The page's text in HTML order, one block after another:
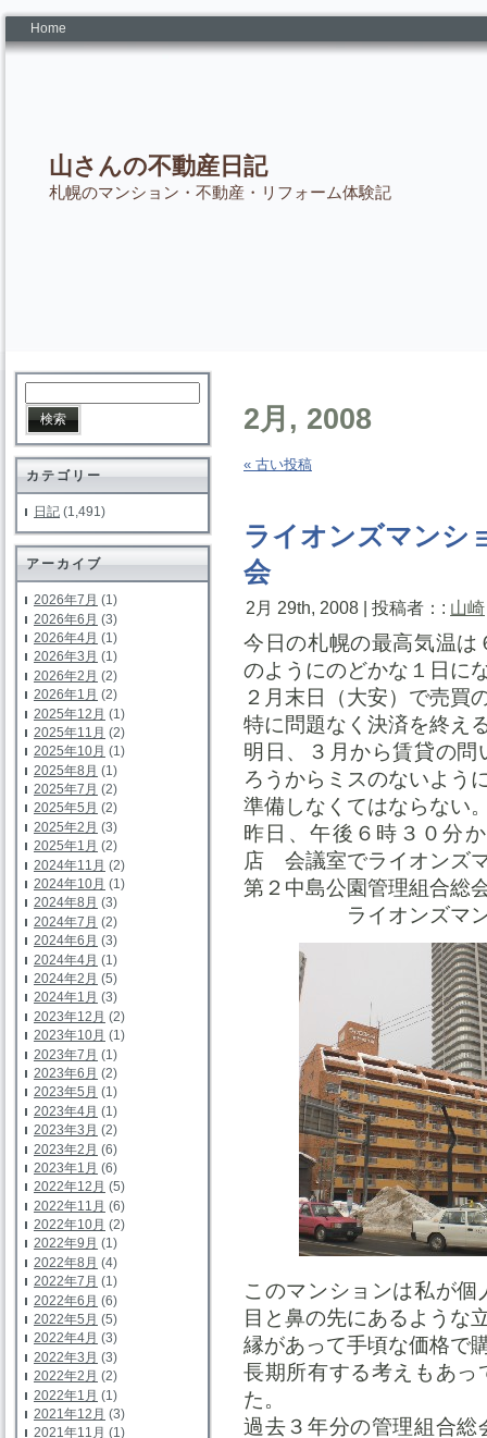
Home
山さんの不動産日記
札幌のマンション・不動産・リフォーム体験記
カテゴリー
日記 (1,491)
アーカイブ
2026年7月 (1)
2026年6月 (3)
2026年4月 (1)
2026年3月 (1)
2026年2月 (2)
2026年1月 (2)
2025年12月 (1)
2025年11月 (2)
2025年10月 (1)
2025年8月 (1)
2025年7月 (2)
2025年5月 (2)
2025年2月 (3)
2025年1月 (2)
2024年11月 (2)
2024年10月 (1)
2024年8月 (3)
2024年7月 (2)
2024年6月 (3)
2024年4月 (1)
2024年2月 (5)
2024年1月 (3)
2023年12月 (2)
2023年10月 (1)
2023年7月 (1)
2023年6月 (2)
2023年5月 (1)
2023年4月 (1)
2023年3月 (2)
2023年2月 (6)
2023年1月 (6)
2022年12月 (5)
2022年11月 (6)
2022年10月 (2)
2022年9月 (1)
2022年8月 (4)
2022年7月 (1)
2022年6月 (6)
2022年5月 (5)
2022年4月 (3)
2022年3月 (3)
2022年2月 (2)
2022年1月 (1)
2021年12月 (3)
2021年11月 (1)
2月, 2008
« 古い投稿
ライオンズマンシ
会
2月 29th, 2008 | 投稿者：: 山崎
今日の札幌の最高気温
のようにのどかな１日に
２月末日（大安）で売買
特に問題なく決済を終え
明日、３月から賃貸の
ろうからミスのないよう
準備しなくてはならない
昨日、午後６時３０分
店 会議室でライオンズ
第２中島公園管理組合総
ライオンズマンシ
このマンションは私が
目と鼻の先にあるような
縁があって手頃な価格で
長期所有する考えもあ
た。
過去３年分の管理組合